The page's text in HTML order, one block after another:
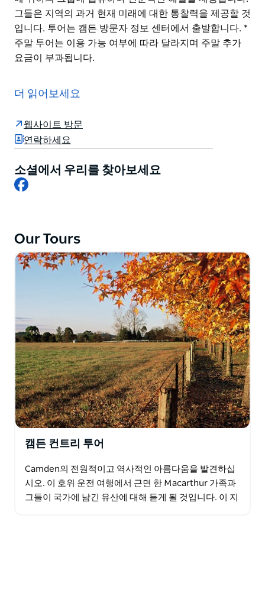
그들은 지역의 과거 현재 미래에 대한 통찰력을 제공할 것
입니다. 투어는 캠든 방문자 정보 센터에서 출발합니다. *
주말 투어는 이용 가능 여부에 따라 달라지며 주말 추가
요금이 부과됩니다.
이 에스코트 드라이빙 투어는 캠든과 주변 지역의 역사를
에 남긴 유산을 다루고 이 지역의 초기 식민지 건물 중 일
부를 볼 수 있습니다. 아름다운 주변 시골을 보고 이 즐거
이 투어는 미리 예약된 그룹에게만 제공됩니다. 투어 중에
현지 가이드가 귀하의 버스에 귀하의 그룹에 합류하여 전
정보 센터에서 출발합니다.
*주말 투어는 이용 가능 여부에 따라 달라지며 주말 추가
요금이 부과됩니다.
더 읽어보세요
웹사이트 방문
연락하세요
소셜에서 우리를 찾아보세요
Facebook
Our Tours
캠든 컨트리 투어
Camden의 전원적이고 역사적인 아름다움을 발견하십
시오. 이 호위 운전 여행에서 근면 한 Macarthur 가족과
그들이 국가에 남긴 유산에 대해 듣게 될 것입니다. 이 지